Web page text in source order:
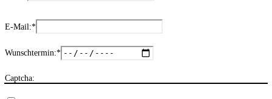
E-Mail:*
Wunschtermin:*
Captcha: